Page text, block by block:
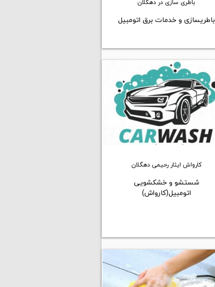
باطری سازی در دهگلان
باطریسازی و خدمات برق اتومبیل
کارواش ایثار رحیمی دهگلان
شستشو و خشکشویی
اتومبیل(کارواش)